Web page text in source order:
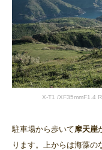
X-T1 /XF35mmF1.4
駐車場から歩いて摩天崖
ります。上からは海藻の